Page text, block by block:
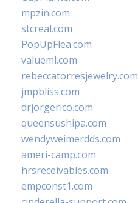
mpzin.com
stcreal.com
PopUpFlea.com
valueml.com
rebeccatorresjewelry.com
jmpbliss.com
drjorgerico.com
queensushipa.com
wendyweimerdds.com
ameri-camp.com
hrsreceivables.com
empconst1.com